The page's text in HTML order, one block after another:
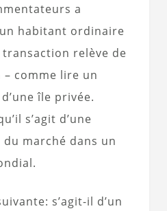
a
habitant ordinaire
relève de
comme lire un
île privée.
s’agit d’une
marché dans un
s’agit-il d’un